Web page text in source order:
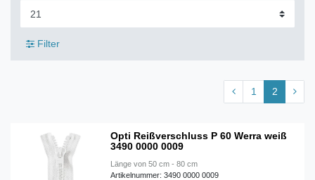
Filter
1 2
Opti Reißverschluss P 60 Werra weiß
3490 0000 0009
Länge von 50 cm - 80 cm
Artikelnummer: 3490 0000 0009